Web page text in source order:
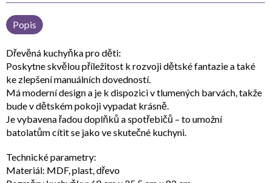
Popis
Dřevěná kuchyňka pro děti:
Poskytne skvělou příležitost k rozvoji dětské fantazie a také
ke zlepšení manuálních dovedností.
Má moderní design a je k dispozici v tlumených barvách, takže
bude v dětském pokoji vypadat krásně.
Je vybavena řadou doplňků a spotřebičů – to umožní
batolatům cítit se jako ve skutečné kuchyni.
Technické parametry:
Materiál: MDF, plast, dřevo